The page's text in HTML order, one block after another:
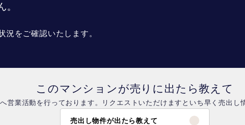
。
況をご確認いたします。
このマンションが売りに出たら教えて
営業活動を行っております。リクエストいただけますといち早く売出し
売出し物件が出たら教えて